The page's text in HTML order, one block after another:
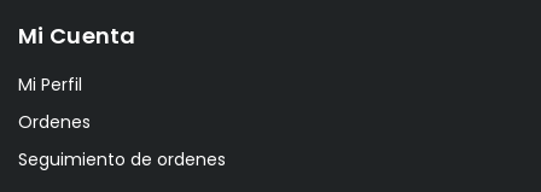
Mi Cuenta
Mi Perfil
Ordenes
Seguimiento de ordenes